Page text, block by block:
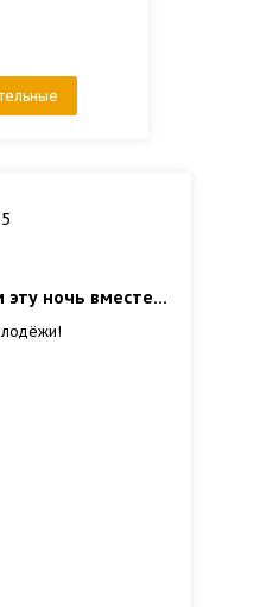
ночь вместе...